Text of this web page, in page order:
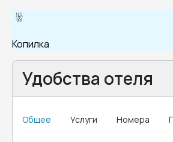
Копилка
Удобства отеля
Общее Услуги Номера